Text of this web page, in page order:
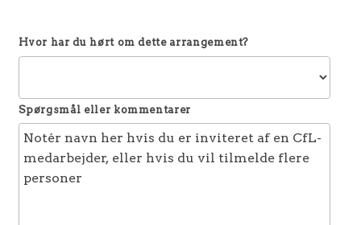
Hvor har du hørt om dette arrangement?
Spørgsmål eller kommentarer